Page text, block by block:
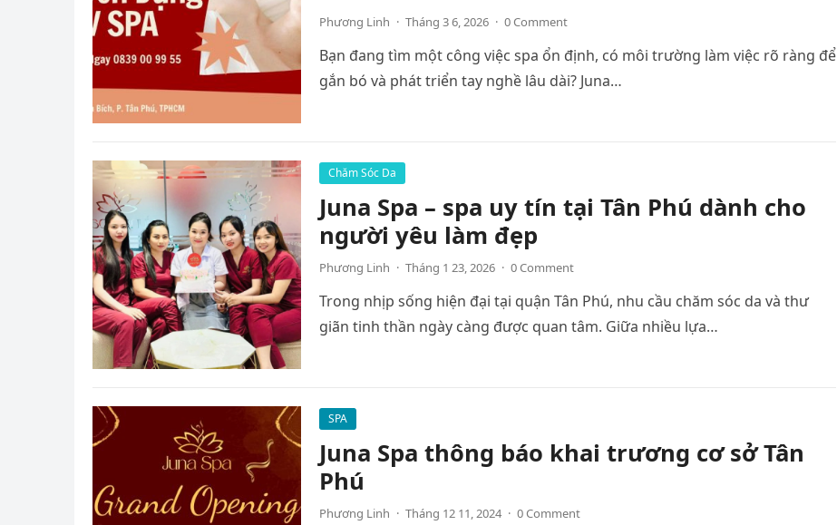
Phương Linh · Tháng 3 6, 2026 · 0 Comment
Bạn đang tìm một công việc spa ổn định, có môi trường làm việc rõ ràng để
gắn bó và phát triển tay nghề lâu dài? Juna…
Chăm Sóc Da
Juna Spa – spa uy tín tại Tân Phú dành cho
người yêu làm đẹp
Phương Linh · Tháng 1 23, 2026 · 0 Comment
Trong nhịp sống hiện đại tại quận Tân Phú, nhu cầu chăm sóc da và thư
giãn tinh thần ngày càng được quan tâm. Giữa nhiều lựa…
SPA
Juna Spa thông báo khai trương cơ sở Tân
Phú
Phương Linh · Tháng 12 11, 2024 · 0 Comment